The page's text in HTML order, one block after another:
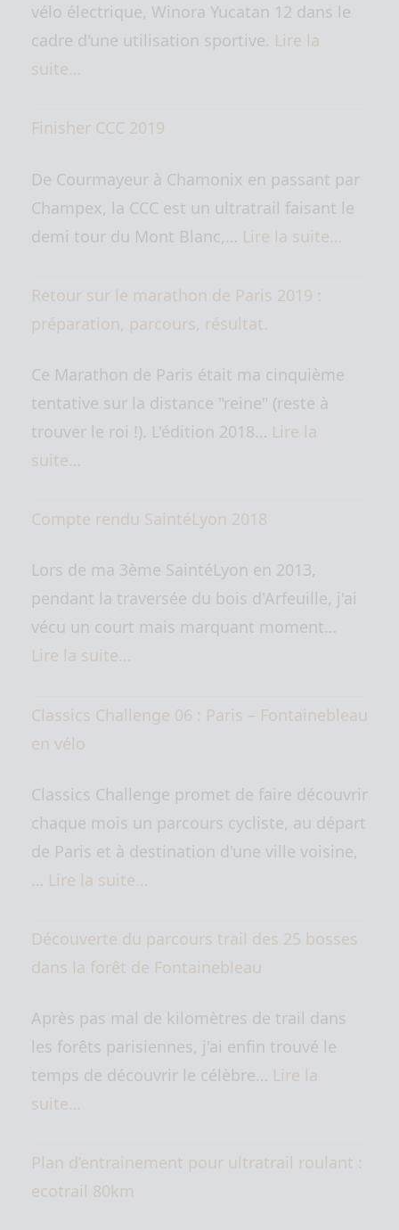
vélo électrique, Winora Yucatan 12 dans le
cadre d'une utilisation sportive. Lire la
suite…
Finisher CCC 2019
De Courmayeur à Chamonix en passant par
Champex, la CCC est un ultratrail faisant le
demi tour du Mont Blanc,… Lire la suite…
Retour sur le marathon de Paris 2019 :
préparation, parcours, résultat.
Ce Marathon de Paris était ma cinquième
tentative sur la distance "reine" (reste à
trouver le roi !). L'édition 2018… Lire la
suite…
Compte rendu SaintéLyon 2018
Lors de ma 3ème SaintéLyon en 2013,
pendant la traversée du bois d'Arfeuille, j'ai
vécu un court mais marquant moment…
Lire la suite…
Classics Challenge 06 : Paris – Fontainebleau
en vélo
Classics Challenge promet de faire découvrir
chaque mois un parcours cycliste, au départ
de Paris et à destination d'une ville voisine,
… Lire la suite…
Découverte du parcours trail des 25 bosses
dans la forêt de Fontainebleau
Après pas mal de kilomètres de trail dans
les forêts parisiennes, j'ai enfin trouvé le
temps de découvrir le célèbre… Lire la
suite…
Plan d’entrainement pour ultratrail roulant :
ecotrail 80km